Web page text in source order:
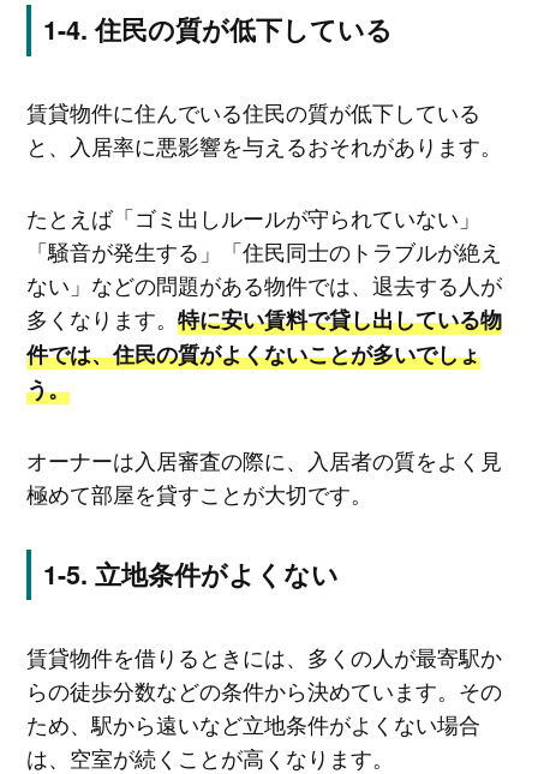
住民の質が低下している
賃貸物件に住んでいる住民の質が低下している
と、入居率に悪影響を与えるおそれがあります。
たとえば「ゴミ出しルールが守られていない」
「騒音が発生する」「住民同士のトラブルが絶え
ない」などの問題がある物件では、退去する人が
多くなります。 特に安い賃料で貸し出している物
件では、住民の質がよくないことが多いでしょ
う。
オーナーは入居審査の際に、入居者の質をよく見
極めて部屋を貸すことが大切です。
立地条件がよくない
賃貸物件を借りるときには、多くの人が最寄駅か
らの徒歩分数などの条件から決めています。その
ため、駅から遠いなど立地条件がよくない場合
は、空室が続くことが高くなります。